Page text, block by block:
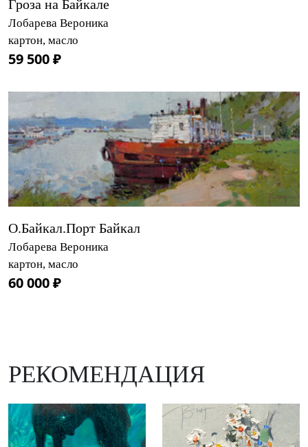
Гроза на Байкале
Лобарева Вероника
картон, масло
59 500 ₽
О.Байкал.Порт Байкал
Лобарева Вероника
картон, масло
60 000 ₽
РЕКОМЕНДАЦИЯ